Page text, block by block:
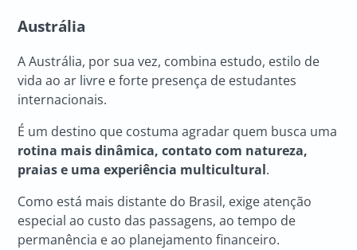
Austrália
A Austrália, por sua vez, combina estudo, estilo de
vida ao ar livre e forte presença de estudantes
internacionais.
É um destino que costuma agradar quem busca uma
rotina mais dinâmica, contato com natureza,
praias e uma experiência multicultural.
Como está mais distante do Brasil, exige atenção
especial ao custo das passagens, ao tempo de
permanência e ao planejamento financeiro.